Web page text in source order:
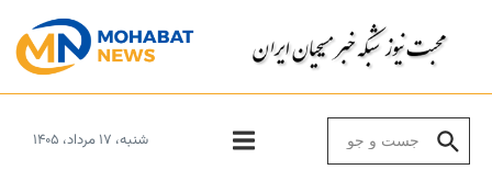
شنبه، ۱۷ مرداد، ۱۴۰۵